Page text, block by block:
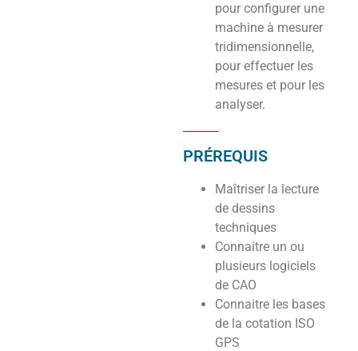
pour configurer une
machine à mesurer
tridimensionnelle,
pour effectuer les
mesures et pour les
analyser.
PRÉREQUIS
Maîtriser la lecture
de dessins
techniques
Connaitre un ou
plusieurs logiciels
de CAO
Connaitre les bases
de la cotation ISO
GPS